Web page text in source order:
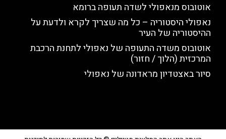
אוטובוס מנאפולי לשדה תעופה ברומא
נאפולי היסטוריה – כל מה שצריך לקרא ולדעת על
ההיסטוריה של העיר
אוטובוס משדה התעופה של נאפולי לתחנת הרכבת
המרכזית (הלוך / חזור)
סיור באצטדיון מראדונה של נאפולי